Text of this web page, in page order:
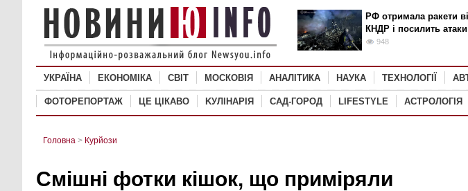
РФ отримала ракети
КНДР і посилить атаки
948
УКРАЇНА ЕКОНОМІКА СВІТ MОСКОВІЯ АНАЛІТИКА НАУКА ТЕХНОЛОГІЇ
ФОТОРЕПОРТАЖ ЦЕ ЦІКАВО KУЛІНАРІЯ САД-ГОРОД LIFESTYLE АСТРОЛОГІЯ
Головна > Курйози
Смішні фотки кішок, що приміряли